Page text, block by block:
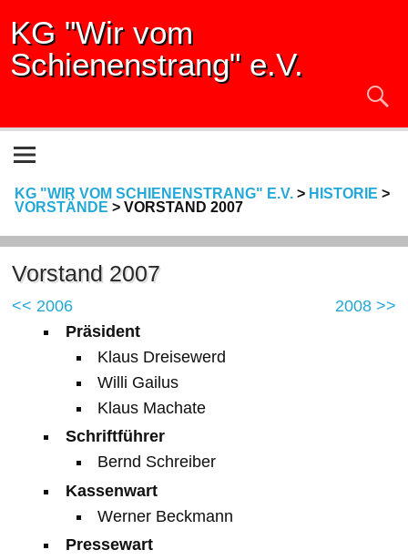
KG "Wir vom
Schienenstrang" e.V.
KG "WIR VOM SCHIENENSTRANG" E.V.> HISTORIE >
VORSTÄNDE > VORSTAND 2007
Vorstand 2007
<< 2006
2008 >>
Präsident
Klaus Dreisewerd
Willi Gailus
Klaus Machate
Schriftführer
Bernd Schreiber
Kassenwart
Werner Beckmann
Pressewart